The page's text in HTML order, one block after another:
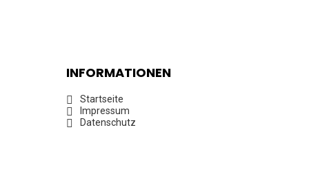
INFORMATIONEN
Startseite
Impressum
Datenschutz